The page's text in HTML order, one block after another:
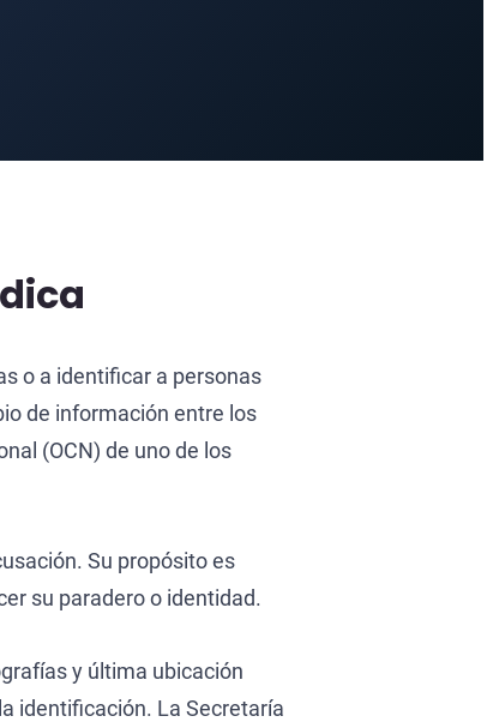
o a identificar a personas
de información entre los
(OCN) de uno de los
Su propósito es
su paradero o identidad.
y última ubicación
identificación. La Secretaría